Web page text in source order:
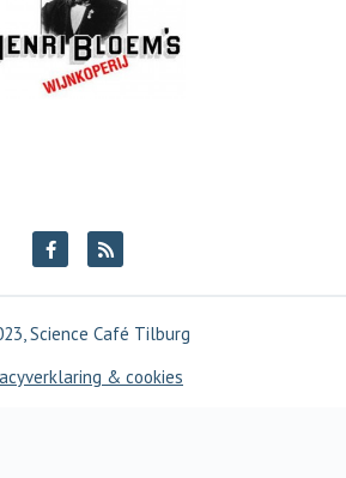
Science Café Tilburg
& cookies